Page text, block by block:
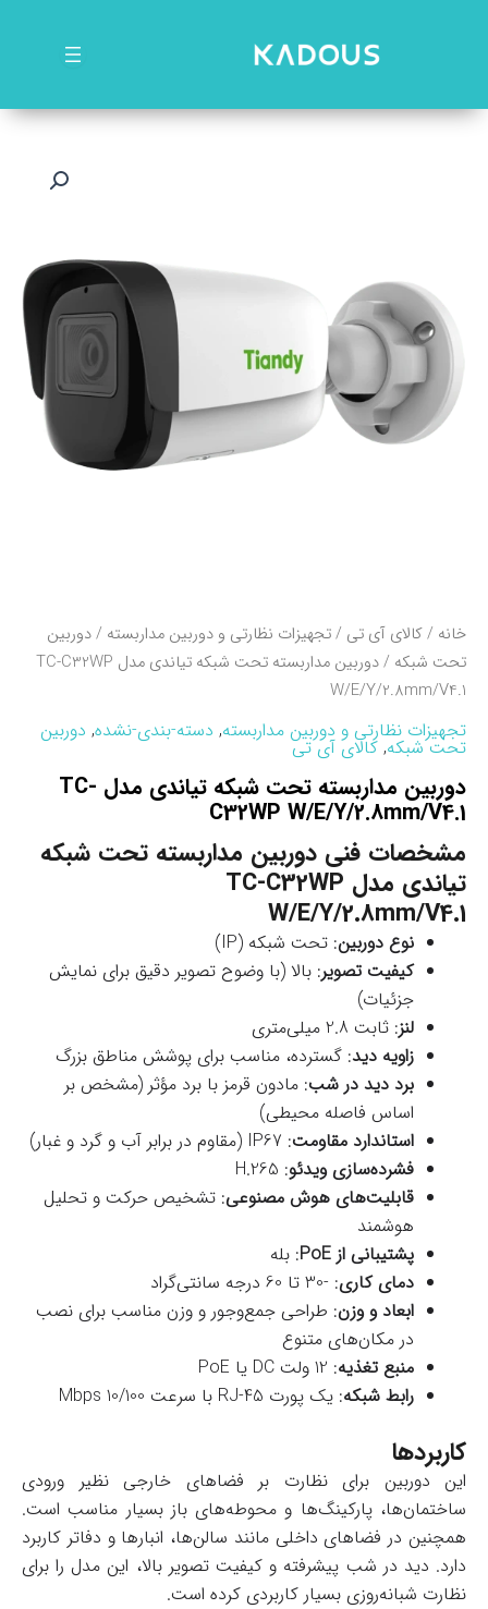
خانه /کالای آی تی /تجهیزات نظارتی و دوربین مداربسته /دوربین
تحت شبکه
/ دوربین مداربسته تحت شبکه تیاندی مدل TC-C32WP
W/E/Y/2.8mm/V4.1
تجهیزات نظارتی و دوربین مداربسته, دسته-بندی-نشده, دوربین
تحت شبکه, کالای آی تی
دوربین مداربسته تحت شبکه تیاندی مدل TC-
C32WP W/E/Y/2.8mm/V4.1
مشخصات فنی دوربین مداربسته تحت شبکه
تیاندی مدل TC-C32WP
W/E/Y/2.8mm/V4.1
نوع دوربین: تحت شبکه (IP)
کیفیت تصویر: بالا (با وضوح تصویر دقیق برای نمایش
جزئیات)
لنز: ثابت 2.8 میلی‌متری
زاویه دید: گسترده، مناسب برای پوشش مناطق بزرگ
برد دید در شب: مادون قرمز با برد مؤثر (مشخص بر
اساس فاصله محیطی)
استاندارد مقاومت: IP67 (مقاوم در برابر آب و گرد و غبار)
فشرده‌سازی ویدئو: H.265
قابلیت‌های هوش مصنوعی: تشخیص حرکت و تحلیل
هوشمند
پشتیبانی از PoE
: بله
دمای کاری: -30 تا 60 درجه سانتی‌گراد
ابعاد و وزن: طراحی جمع‌وجور و وزن مناسب برای نصب
در مکان‌های متنوع
منبع تغذیه: 12 ولت DC یا PoE
رابط شبکه: یک پورت RJ-45 با سرعت 10/100 Mbps
کاربردها
این دوربین برای نظارت بر فضاهای خارجی نظیر ورودی
ساختمان‌ها، پارکینگ‌ها و محوطه‌های باز بسیار مناسب است.
همچنین در فضاهای داخلی مانند سالن‌ها، انبارها و دفاتر کاربرد
دارد. دید در شب پیشرفته و کیفیت تصویر بالا، این مدل را برای
نظارت شبانه‌روزی بسیار کاربردی کرده است.